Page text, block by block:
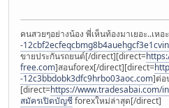
คนสวยๆอย่างน้อง พี่เห็นท้องมาเยอะ..เหอ
-
ขายประกันรถยนต์[/direct][direct=
free.com]สอนforex[/direct][direct=
-12c3bbdobk3dfc9hrbo03aoc.com]ต่อ
[direct=https://www.tradesabai.com/
สมัครเปิดบัญชีforexใหม่ล่าสุด[/direct]